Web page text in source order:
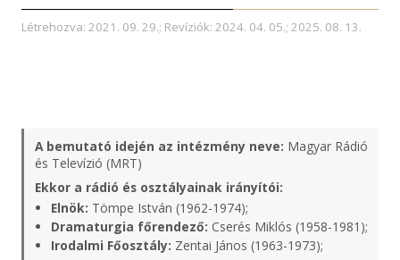
Létrehozva: 2021. 09. 29.; Revíziók: 2024. 04. 05.; 2025. 08. 13.
A bemutató idején az intézmény neve: Magyar Rádió
és Televízió (MRT)
Ekkor a rádió és osztályainak irányítói:
Elnök: Tömpe István (1962-1974);
Dramaturgia főrendező: Cserés Miklós (1958-1981);
Irodalmi Főosztály: Zentai János (1963-1973);